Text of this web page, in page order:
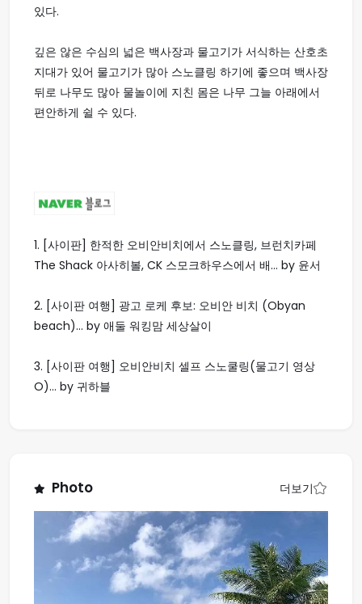
있다.
깊은 않은 수심의 넓은 백사장과 물고기가 서식하는 산호초
지대가 있어 물고기가 많아 스노클링 하기에 좋으며 백사장
뒤로 나무도 많아 물놀이에 지친 몸은 나무 그늘 아래에서
편안하게 쉴 수 있다.
1. [사이판] 한적한 오비안비치에서 스노클링, 브런치카페
The Shack 아사히볼, CK 스모크하우스에서 배... by 윤서
2. [사이판 여행] 광고 로케 후보: 오비안 비치 (Obyan
beach)... by 애둘 워킹맘 세상살이
3. [사이판 여행] 오비안비치 셀프 스노쿨링(물고기 영상
O)... by 귀하블
Photo 더보기